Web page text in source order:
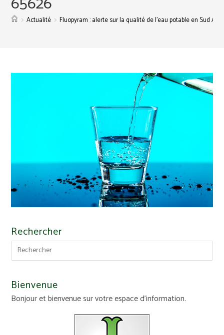
> Actualité > Fluopyram : alerte sur la qualité de l’eau potable en Sud
Rechercher
Bienvenue
Bonjour et bienvenue sur votre espace d'information.